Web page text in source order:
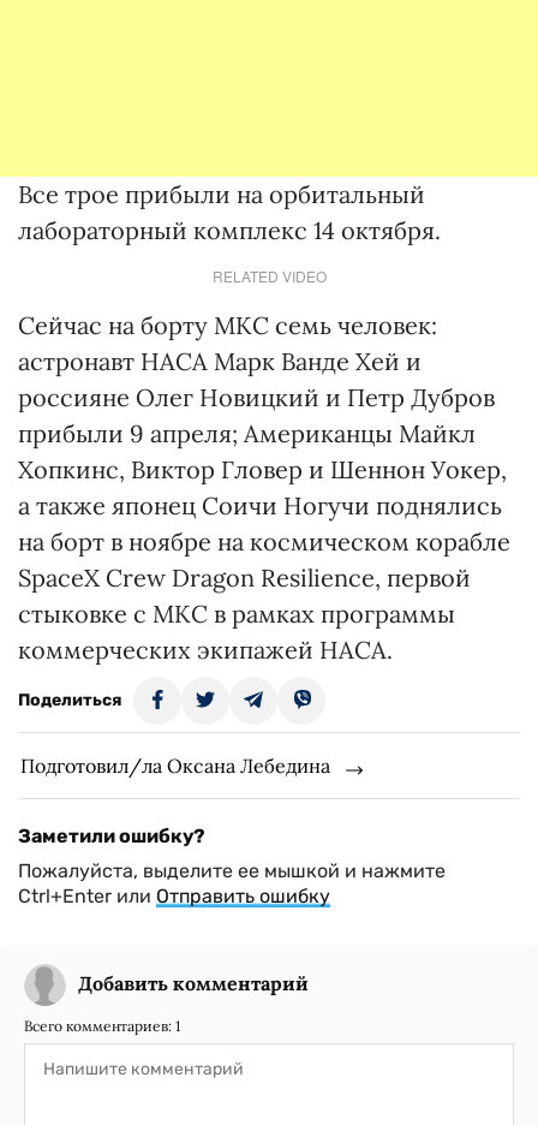
Все трое прибыли на орбитальный
лабораторный комплекс 14 октября.
RELATED VIDEO
Сейчас на борту МКС семь человек:
астронавт НАСА Марк Ванде Хей и
россияне Олег Новицкий и Петр Дубров
прибыли 9 апреля; Американцы Майкл
Хопкинс, Виктор Гловер и Шеннон Уокер,
а также японец Соичи Ногучи поднялись
на борт в ноябре на космическом корабле
SpaceX Crew Dragon Resilience, первой
стыковке с МКС в рамках программы
коммерческих экипажей НАСА.
Поделиться
Подготовил/ла Оксана Лебедина
Заметили ошибку?
Пожалуйста, выделите ее мышкой и нажмите
Ctrl+Enter или Отправить ошибку
Добавить комментарий
Всего комментариев: 1